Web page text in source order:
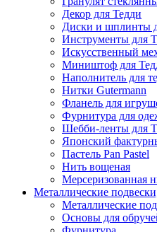
Декор для Тедди
Диски и шплинты
Инструменты для
Искусственный
Миништоф для
Наполнитель для
Нитки Gutermann
Фланель для
Фурнитура для
Шебби-ленты для
Японский
Пастель Pan Pastel
Нить вощеная
Мерсеризованная
Металлические
Металлические
Основы для